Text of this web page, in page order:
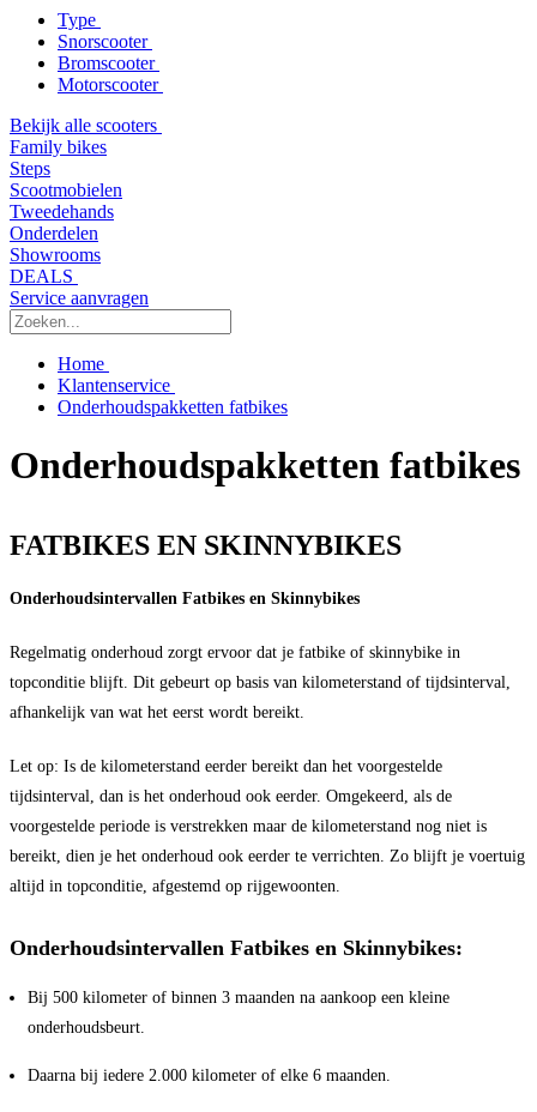
Type
Snorscooter
Bromscooter
Motorscooter
Bekijk alle scooters
Family bikes
Steps
Scootmobielen
Tweedehands
Onderdelen
Showrooms
DEALS
Service aanvragen
Home
Klantenservice
Onderhoudspakketten fatbikes
Onderhoudspakketten fatbikes
FATBIKES EN SKINNYBIKES
Onderhoudsintervallen Fatbikes en Skinnybikes
Regelmatig onderhoud zorgt ervoor dat je fatbike of skinnybike in
topconditie blijft. Dit gebeurt op basis van kilometerstand of tijdsinterval,
afhankelijk van wat het eerst wordt bereikt.
Let op: Is de kilometerstand eerder bereikt dan het voorgestelde
tijdsinterval, dan is het onderhoud ook eerder. Omgekeerd, als de
voorgestelde periode is verstrekken maar de kilometerstand nog niet is
bereikt, dien je het onderhoud ook eerder te verrichten. Zo blijft je voertuig
altijd in topconditie, afgestemd op rijgewoonten.
Onderhoudsintervallen Fatbikes en Skinnybikes:
Bij 500 kilometer of binnen 3 maanden na aankoop een kleine
onderhoudsbeurt.
Daarna bij iedere 2.000 kilometer of elke 6 maanden.